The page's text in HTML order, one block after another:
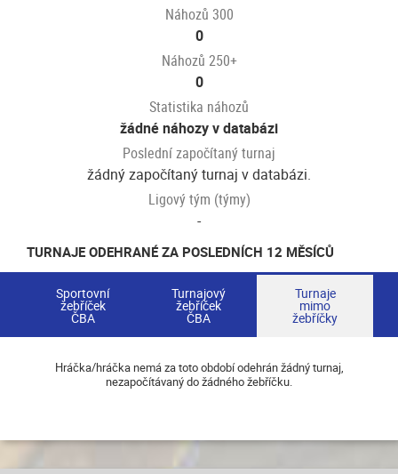
Náhozů 300
0
Náhozů 250+
0
Statistika náhozů
žádné náhozy v databázi
Poslední započítaný turnaj
žádný započítaný turnaj v databázi.
Ligový tým (týmy)
-
TURNAJE ODEHRANÉ ZA POSLEDNÍCH 12 MĚSÍCŮ
Sportovní
žebříček
ČBA
Turnajový
žebříček
ČBA
Turnaje
mimo
žebříčky
Hráčka/hráčka nemá za toto období odehrán žádný turnaj,
nezapočítávaný do žádného žebříčku.